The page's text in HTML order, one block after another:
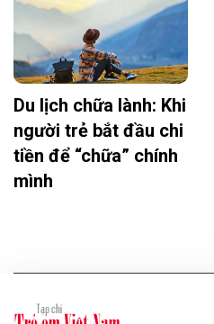
Du lịch chữa lành: Khi
người trẻ bắt đầu chi
tiền để “chữa” chính
mình